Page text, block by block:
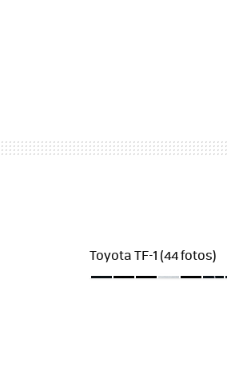
Toyota TF-1 (44 fotos)